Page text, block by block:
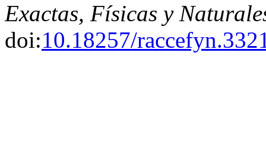
Exactas, Físicas y
doi:10.18257/